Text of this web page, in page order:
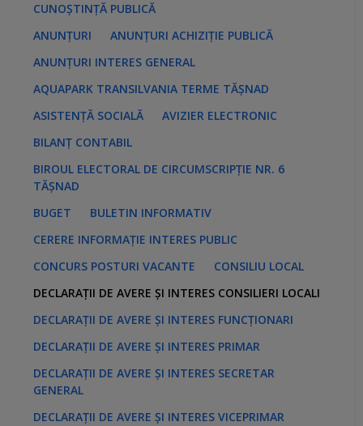
s
CUNOȘTINȚĂ PUBLICĂ
ANUNȚURI
ANUNȚURI ACHIZIȚIE PUBLICĂ
ANUNȚURI INTERES GENERAL
AQUAPARK TRANSILVANIA TERME TĂȘNAD
ASISTENȚĂ SOCIALĂ
AVIZIER ELECTRONIC
BILANȚ CONTABIL
BIROUL ELECTORAL DE CIRCUMSCRIPȚIE NR. 6
TĂȘNAD
BUGET
BULETIN INFORMATIV
CERERE INFORMAȚIE INTERES PUBLIC
CONCURS POSTURI VACANTE
CONSILIU LOCAL
DECLARAȚII DE AVERE ȘI INTERES CONSILIERI LOCALI
DECLARAȚII DE AVERE ȘI INTERES FUNCȚIONARI
DECLARAȚII DE AVERE ȘI INTERES PRIMAR
DECLARAȚII DE AVERE ȘI INTERES SECRETAR
GENERAL
DECLARAȚII DE AVERE ȘI INTERES VICEPRIMAR